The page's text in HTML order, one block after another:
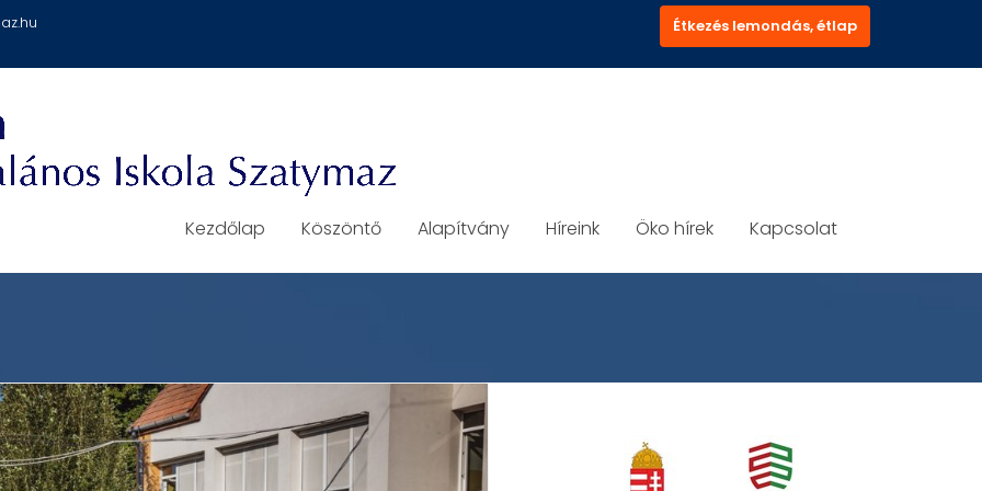
Étkezés lemondás, étlap
Kezdőlap Köszöntő Alapítvány Híreink Öko hírek Kapcsolat